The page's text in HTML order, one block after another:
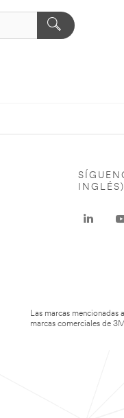
INGLÉS)
Las marcas mencionadas
marcas comerciales de